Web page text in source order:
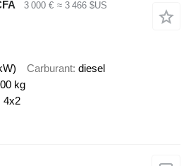
3 000 € ≈ 3 466 $US
Carburant diesel
kg
4x2